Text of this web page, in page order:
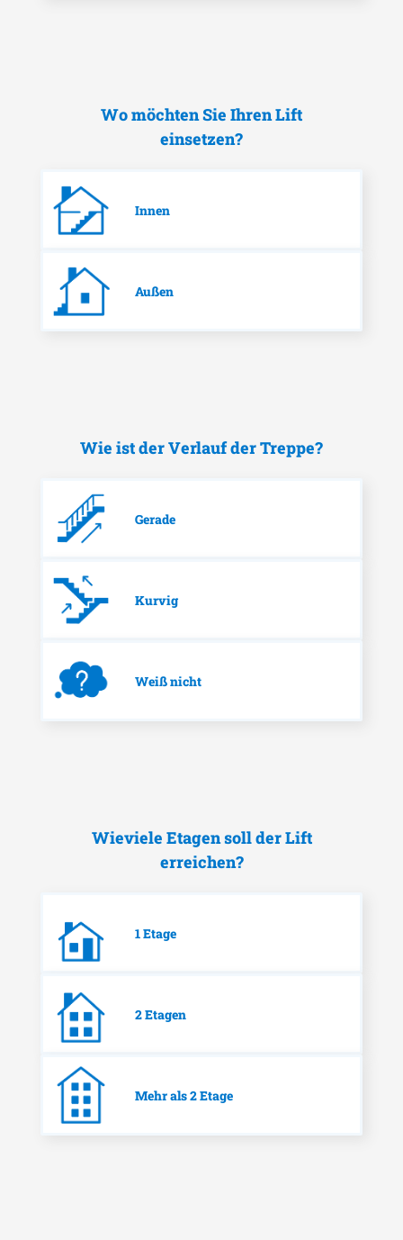
Wo möchten Sie Ihren Lift
einsetzen?
Innen
Außen
Wie ist der Verlauf der Treppe?
Gerade
Kurvig
Weiß nicht
Wieviele Etagen soll der Lift
erreichen?
1 Etage
2 Etagen
Mehr als 2 Etage